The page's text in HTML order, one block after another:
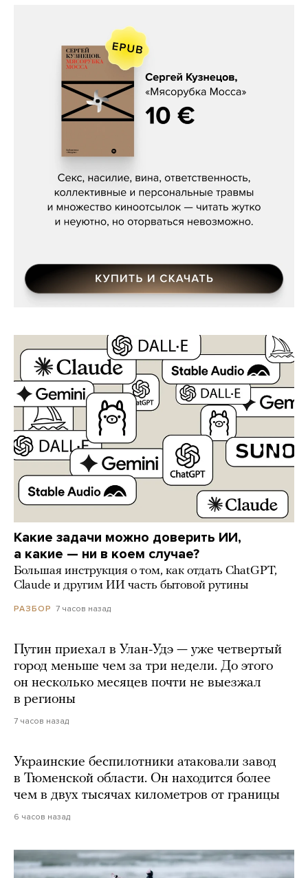
Сергей Кузнецов, «Мясорубка
Какие задачи можно доверить ИИ,
а какие — ни в коем случае?
Большая инструкция о том, как отдать ChatGPT,
Claude и другим ИИ часть бытовой рутины
РАЗБОР 7 часов назад
Путин приехал в Улан-Удэ — уже четвертый
город меньше чем за три недели. До этого
он несколько месяцев почти не выезжал
в регионы
7 часов назад
Украинские беспилотники атаковали завод
в Тюменской области. Он находится более
чем в двух тысячах километров от границы
6 часов назад